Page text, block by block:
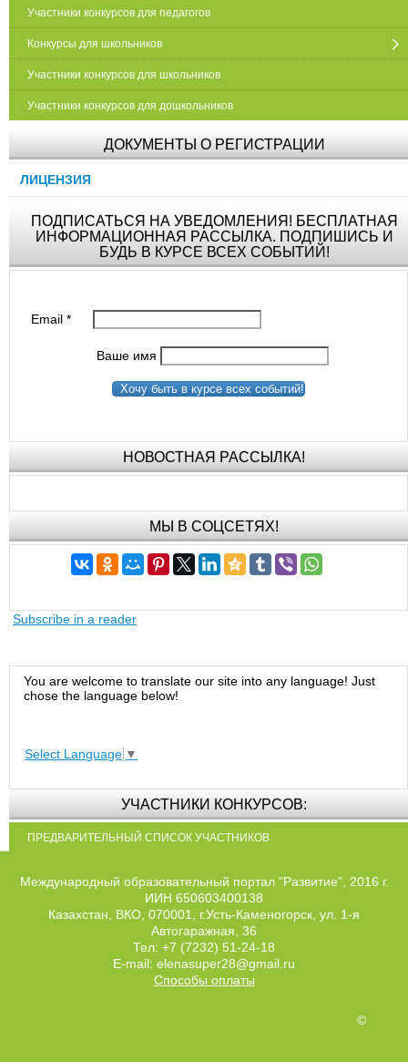
Участники конкурсов для педагогов
Конкурсы для школьников
Участники конкурсов для школьников
Участники конкурсов для дошкольников
ДОКУМЕНТЫ О РЕГИСТРАЦИИ
ЛИЦЕНЗИЯ
ПОДПИСАТЬСЯ НА УВЕДОМЛЕНИЯ! БЕСПЛАТНАЯ
ИНФОРМАЦИОННАЯ РАССЫЛКА. ПОДПИШИСЬ И
БУДЬ В КУРСЕ ВСЕХ СОБЫТИЙ!
Email*
Ваше имя
Хочу быть в курсе всех событий!
НОВОСТНАЯ РАССЫЛКА!
МЫ В СОЦСЕТЯХ!
Subscribe in a reader
You are welcome to translate our site into any language! Just
chose the language below!
Select Language ▼
УЧАСТНИКИ КОНКУРСОВ:
ПРЕДВАРИТЕЛЬНЫЙ СПИСОК УЧАСТНИКОВ
Международный образовательный портал "Развитие", 2016 г.
ИИН 650603400138
Казахстан, ВКО, 070001, г.Усть-Каменогорск, ул. 1-я
Автогаражная, 36
Тел: +7 (7232) 51-24-18
E-mail: elenasuper28@gmail.ru
Способы оплаты
©